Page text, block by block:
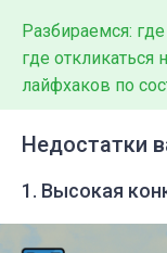
Разбираемся:
где откликаться
лайфхаков по
Недостатки
1. Высокая